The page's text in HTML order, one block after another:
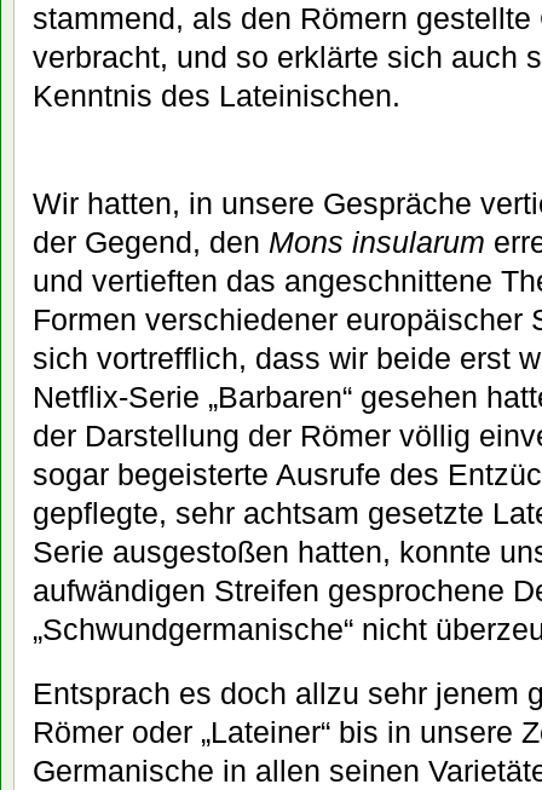
stammend, als den Römern
verbracht, und so erklärte sich auch
Kenntnis des Lateinischen.
Wir hatten, in unsere Gespräche
der Gegend, den Mons insularum
und vertieften das angeschnittene
Formen verschiedener europäischer
sich vortrefflich, dass wir beide erst
Netflix-Serie „Barbaren“ gesehen
der Darstellung der Römer völlig
sogar begeisterte Ausrufe des
gepflegte, sehr achtsam gesetzte
Serie ausgestoßen hatten, konnte
aufwändigen Streifen gesprochene
„Schwundgermanische“ nicht
Entsprach es doch allzu sehr jenem
Römer oder „Lateiner“ bis in unsere
Germanische in allen seinen